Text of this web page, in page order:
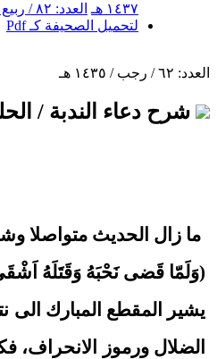
١٤٣٧ هـ
العدد: ٨٢ / ربيع الثاني / ١٤٣٧ هـ
لتحميل الصحيفة كـ Pdf
العدد: ٦٢ / رجب / ١٤٣٥ هـ
شرح دعاء الندبة /
ما زال الحديث متواصلا
(وَلَمّا قَضى نَحْبَهُ وَقَتَلَهُ اَشْقَى
يشير المقطع المبارك الى
الضلال ورموز الانحراف،